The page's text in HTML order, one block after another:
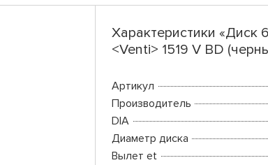
Характеристики «Диск
<Venti> 1519 V BD
Артикул
Производитель
DIA
Диаметр диска
Вылет et